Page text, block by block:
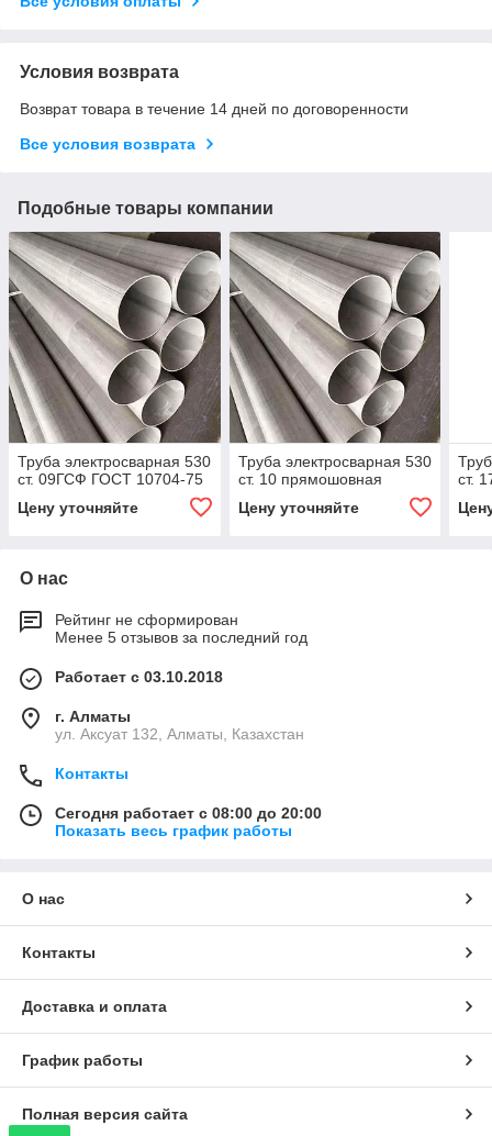
Условия возврата
Возврат товара в течение 14 дней по договоренности
Все условия возврата
Подобные товары компании
Труба электросварная 530
ст. 09ГСФ ГОСТ 10704-75
Цену уточняйте
Труба электросварная 530
ст. 10 прямошовная
Цену уточняйте
ст.
О нас
Рейтинг не сформирован
Менее 5 отзывов за последний год
Работает с 03.10.2018
г. Алматы
ул. Аксуат 132, Алматы, Казахстан
Контакты
Сегодня работает с 08:00 до 20:00
Показать весь график работы
О нас
Контакты
Доставка и оплата
График работы
Полная версия сайта